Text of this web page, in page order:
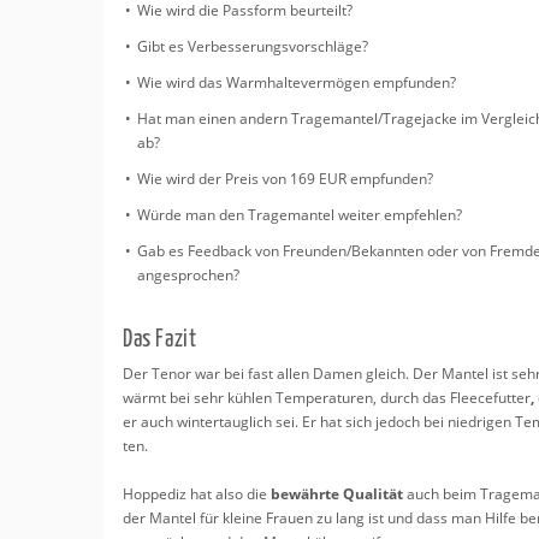
Kindertag
PAIDI Eefje:
sind!
Ab wann
Blumen für
WonderFold
Wie wird die Pass­form be­ur­teilt?
Gibt es Ver­bes­se­rungs­vor­schlä­ge?
Wie wird das Warm­hal­te­ver­mö­gen emp­fun­den?
Hat man einen an­dern Tra­ge­man­tel/Tra­ge­ja­cke im
ab?
Wie wird der Preis von 169 EUR emp­fun­den?
Würde man den Tra­ge­man­tel wei­ter emp­feh­len?
Gab es Feed­back von Freun­den/Be­kann­ten oder von
an­ge­spro­chen?
Das Fazit
Der Tenor war bei fast allen Damen gleich. Der Man­tel ist
wärmt bei sehr küh­len Tem­pe­ra­tu­ren, durch das Fleece­fut­ter,
er auch win­ter­taug­lich sei. Er hat sich je­doch bei nied­ri­gen
ten.
Hop­pe­diz hat also die be­währ­te Qua­li­tätauch beim
der Man­tel für klei­ne Frau­en zu lang ist und dass man Hilfe